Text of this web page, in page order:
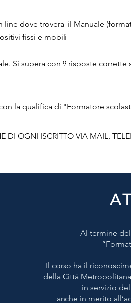
line dove troverai il Manuale
fissi e mobili
Si supera con 9 risposte corrette
la qualifica di "Formatore
DI OGNI ISCRITTO VIA MAIL,
Al termine
Il corso ha il
della Città
in servizio
anche in merito